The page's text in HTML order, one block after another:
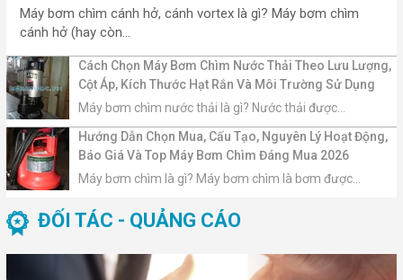
Máy bơm chìm cánh hở, cánh vortex là gì? Máy bơm chìm
cánh hở (hay còn...
Cách Chọn Máy Bơm Chìm Nước Thải Theo Lưu Lượng,
Cột Áp, Kích Thước Hạt Rắn Và Môi Trường Sử Dụng
Máy bơm chìm nước thải là gì? Nước thải được...
Hướng Dẫn Chọn Mua, Cấu Tạo, Nguyên Lý Hoạt Động,
Báo Giá Và Top Máy Bơm Chìm Đáng Mua 2026
Máy bơm chìm là gì? Máy bơm chìm là bơm được...
ĐỐI TÁC - QUẢNG CÁO